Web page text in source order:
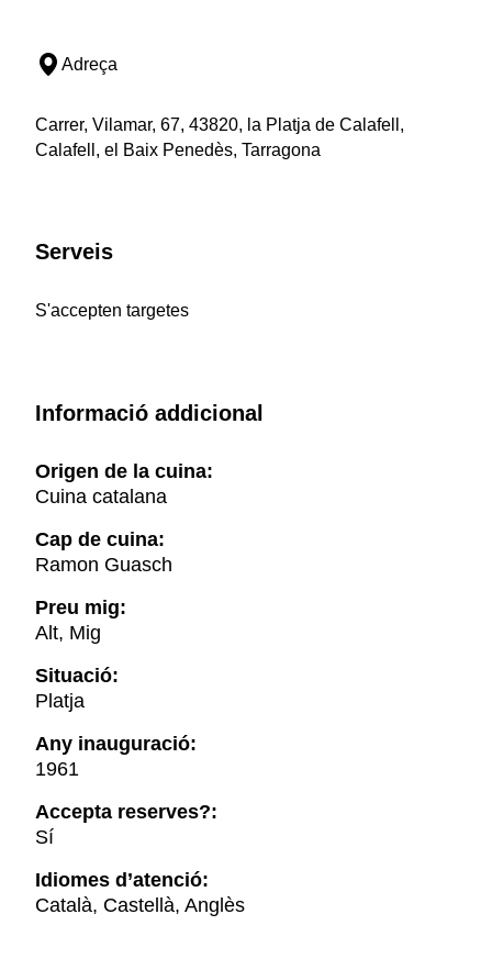
Adreça
Carrer, Vilamar, 67, 43820, la Platja de Calafell,
Calafell, el Baix Penedès, Tarragona
Serveis
S'accepten targetes
Informació addicional
Origen de la cuina:
Cuina catalana
Cap de cuina:
Ramon Guasch
Preu mig:
Alt, Mig
Situació:
Platja
Any inauguració:
1961
Accepta reserves?:
Sí
Idiomes d’atenció:
Català, Castellà, Anglès